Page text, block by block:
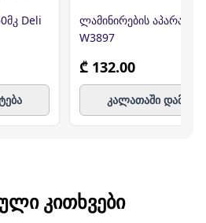
Deli
ლამინირების აპარატი
W3897
₾ 132.00
კალათაში
ᲙᲘᲗᲮᲕᲔᲑᲘ